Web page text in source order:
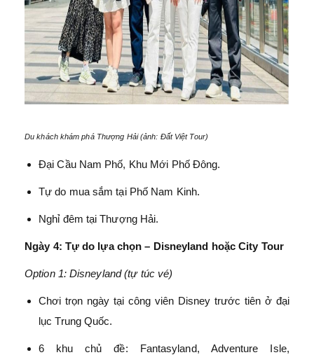
Du khách khám phá Thượng Hải (ảnh: Đất Việt Tour)
Đại Cầu Nam Phố, Khu Mới Phố Đông.
Tự do mua sắm tại Phố Nam Kinh.
Nghỉ đêm tại Thượng Hải.
Ngày 4: Tự do lựa chọn – Disneyland hoặc City Tour
Option 1: Disneyland (tự túc vé)
Chơi trọn ngày tại công viên Disney trước tiên ở đại
lục Trung Quốc.
6 khu chủ đề: Fantasyland, Adventure Isle,